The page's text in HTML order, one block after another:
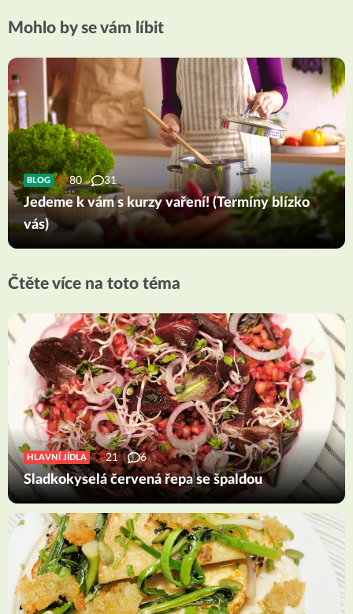
Mohlo by se vám líbit
BLOG 80 31
Jedeme k vám s kurzy vaření! (Termíny blízko
vás)
Čtěte více na toto téma
HLAVNÍ JÍDLA 21 6
Sladkokyselá červená řepa se špaldou